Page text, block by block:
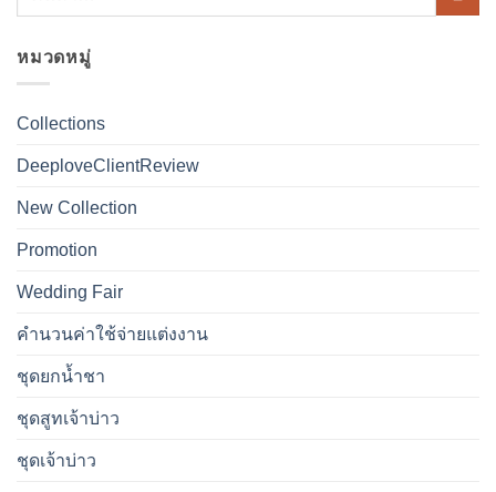
หมวดหมู่
Collections
DeeploveClientReview
New Collection
Promotion
Wedding Fair
คำนวนค่าใช้จ่ายแต่งงาน
ชุดยกน้ำชา
ชุดสูทเจ้าบ่าว
ชุดเจ้าบ่าว